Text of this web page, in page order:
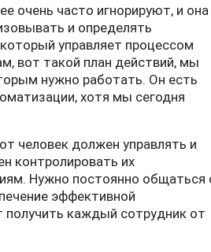
очень часто игнорируют, и она
и определять
управляет процессом
вот такой план действий, мы
нужно работать. Он есть
хотя мы сегодня
человек должен управлять и
контролировать их
Нужно постоянно общаться
эффективной
каждый сотрудник от